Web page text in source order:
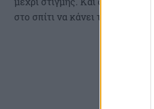
στο σπίτι να κάνει τον